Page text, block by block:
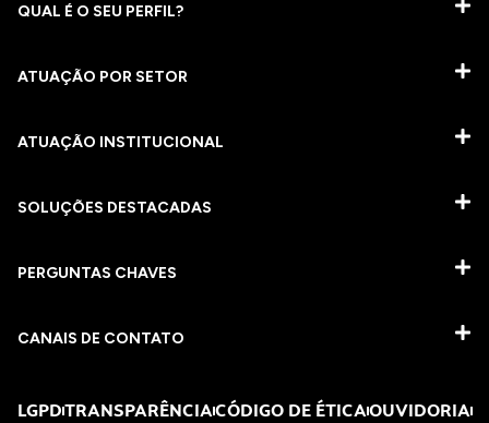
QUAL É O SEU PERFIL?
ATUAÇÃO POR SETOR
ATUAÇÃO INSTITUCIONAL
SOLUÇÕES DESTACADAS
PERGUNTAS CHAVES​
CANAIS DE CONTATO
LGPDTRANSPARÊNCIACÓDIGO DE ÉTICAOUVIDORIA